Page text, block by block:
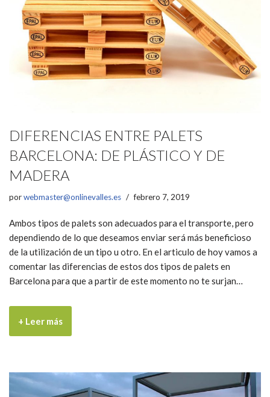
DIFERENCIAS ENTRE PALETS
BARCELONA: DE PLÁSTICO Y DE
MADERA
porwebmaster@onlinevalles.es febrero 7, 2019
Ambos tipos de palets son adecuados para el transporte, pero
dependiendo de lo que deseamos enviar será más beneficioso
de la utilización de un tipo u otro. En el articulo de hoy vamos a
comentar las diferencias de estos dos tipos de palets en
Barcelona para que a partir de este momento no te surjan…
+ Leer más